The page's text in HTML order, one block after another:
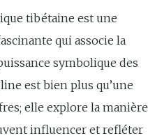
tibétaine est une
qui associe la
symbolique des
est bien plus qu’une
elle explore la manière
influencer et refléter